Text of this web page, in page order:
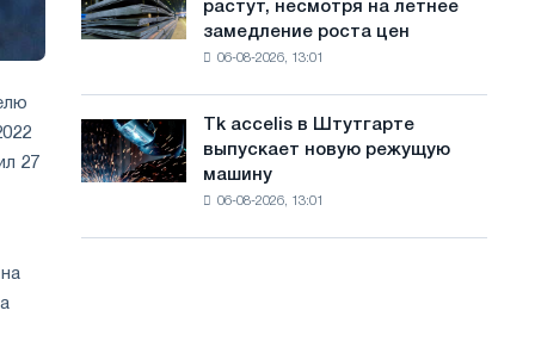
27
авиации
Великой
Отечественной
войны
на
катушку
несмотря
на
роста
растут, несмотря на летнее
замедление роста цен
06-08-2026, 13:01
Tk
accelis
в
Tk accelis в Штутгарте
выпускает новую режущую
машину
06-08-2026, 13:01